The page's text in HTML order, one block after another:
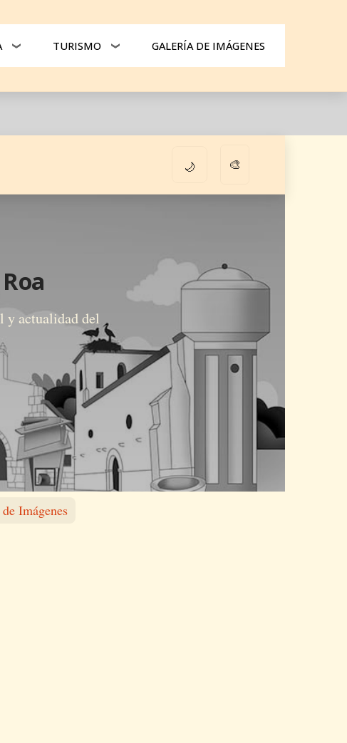
TURISMO GALERÍA DE IMÁGENES
🌙 🎨
y actualidad del
Imágenes